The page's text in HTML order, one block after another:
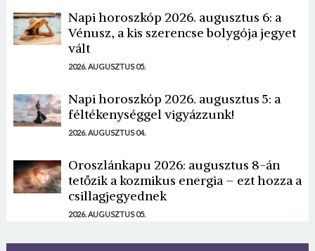
Napi horoszkóp 2026. augusztus 6: a
Vénusz, a kis szerencse bolygója jegyet
vált
2026. AUGUSZTUS 05.
Napi horoszkóp 2026. augusztus 5: a
féltékenységgel vigyázzunk!
2026. AUGUSZTUS 04.
Oroszlánkapu 2026: augusztus 8-án
tetőzik a kozmikus energia – ezt hozza a
csillagjegyednek
2026. AUGUSZTUS 05.